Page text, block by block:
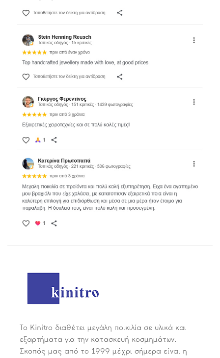
Το Kinitro διαθέτει μεγάλη ποικιλία σε υλικά και
εξαρτήματα για την κατασκευή κοσμημάτων.
Σκοπός μας από το 1999 μέχρι σήμερα είναι η